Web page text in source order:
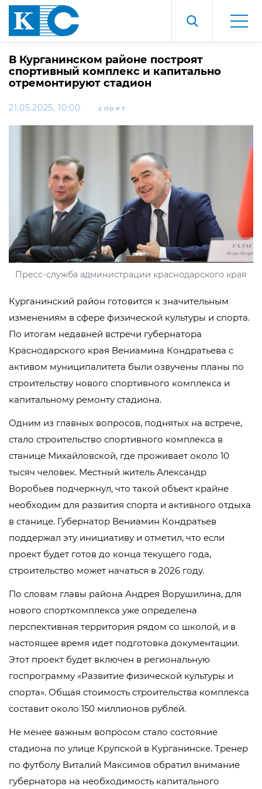
В Курганинском районе построят
спортивный комплекс и капитально
отремонтируют стадион
21.05.2025, 10:00 СПОРТ
Пресс-служба администрации краснодарского края
Курганинский район готовится к значительным
изменениям в сфере физической культуры и спорта.
По итогам недавней встречи губернатора
Краснодарского края Вениамина Кондратьева с
активом муниципалитета были озвучены планы по
строительству нового спортивного комплекса и
капитальному ремонту стадиона.
Одним из главных вопросов, поднятых на встрече,
стало строительство спортивного комплекса в
станице Михайловской, где проживает около 10
тысяч человек. Местный житель Александр
Воробьев подчеркнул, что такой объект крайне
необходим для развития спорта и активного отдыха
в станице. Губернатор Вениамин Кондратьев
поддержал эту инициативу и отметил, что если
проект будет готов до конца текущего года,
строительство может начаться в 2026 году.
По словам главы района Андрея Ворушилина, для
нового спорткомплекса уже определена
перспективная территория рядом со школой, и в
настоящее время идет подготовка документации.
Этот проект будет включен в региональную
госпрограмму «Развитие физической культуры и
спорта». Общая стоимость строительства комплекса
составит около 150 миллионов рублей.
Не менее важным вопросом стало состояние
стадиона по улице Крупской в Курганинске. Тренер
по футболу Виталий Максимов обратил внимание
губернатора на необходимость капитального